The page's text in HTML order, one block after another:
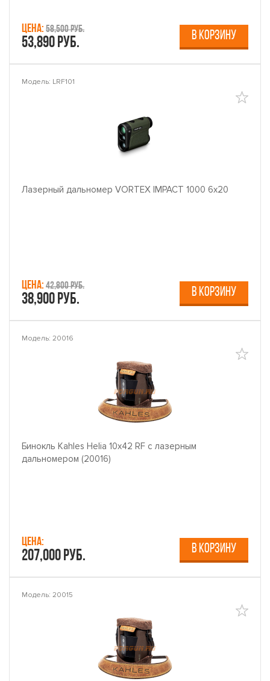
Цена: 58,500 руб.
53,890 руб. В КОРЗИНУ
Модель: LRF101
Лазерный дальномер VORTEX IMPACT 1000 6x20
Цена: 42,800 руб.
38,900 руб. В КОРЗИНУ
Модель: 20016
Бинокль Kahles Helia 10x42 RF с лазерным
дальномером (20016)
Цена:
207,000 руб. В КОРЗИНУ
Модель: 20015